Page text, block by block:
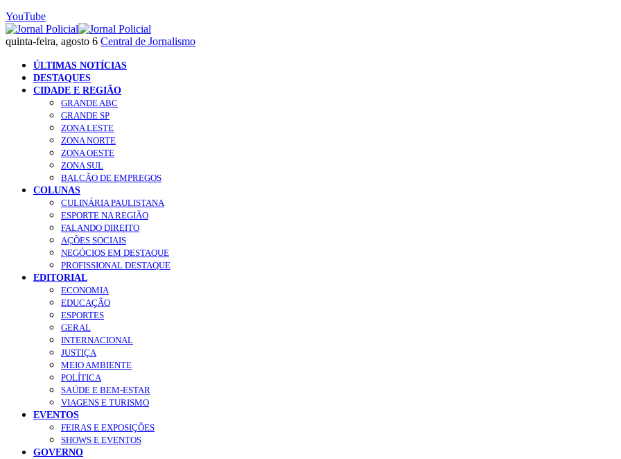
YouTube
quinta-feira, agosto 6 Central de Jornalismo
ÚLTIMAS NOTÍCIAS
DESTAQUES
CIDADE E REGIÃO
GRANDE ABC
GRANDE SP
ZONA LESTE
ZONA NORTE
ZONA OESTE
ZONA SUL
BALCÃO DE EMPREGOS
COLUNAS
CULINÁRIA PAULISTANA
ESPORTE NA REGIÃO
FALANDO DIREITO
AÇÕES SOCIAIS
NEGÓCIOS EM DESTAQUE
PROFISSIONAL DESTAQUE
EDITORIAL
ECONOMIA
EDUCAÇÃO
ESPORTES
GERAL
INTERNACIONAL
JUSTIÇA
MEIO AMBIENTE
POLÍTICA
SAÚDE E BEM-ESTAR
VIAGENS E TURISMO
EVENTOS
FEIRAS E EXPOSIÇÕES
SHOWS E EVENTOS
GOVERNO